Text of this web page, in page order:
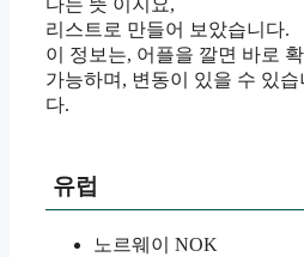
다는 뜻 이지요,
리스트로 만들어 보았습니다.
이 정보는, 어플을 깔면 바로
가능하며, 변동이 있을 수 있습
다.
유럽
노르웨이 NOK